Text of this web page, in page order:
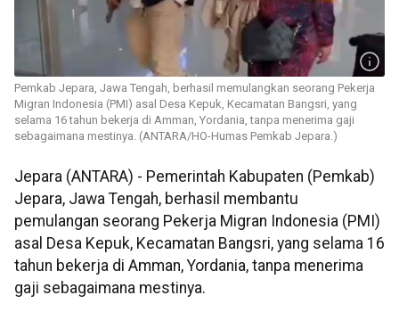
Pemkab Jepara, Jawa Tengah, berhasil memulangkan seorang Pekerja
Migran Indonesia (PMI) asal Desa Kepuk, Kecamatan Bangsri, yang
selama 16 tahun bekerja di Amman, Yordania, tanpa menerima gaji
sebagaimana mestinya. (ANTARA/HO-Humas Pemkab Jepara.)
Jepara (ANTARA) - Pemerintah Kabupaten (Pemkab)
Jepara, Jawa Tengah, berhasil membantu
pemulangan seorang Pekerja Migran Indonesia (PMI)
asal Desa Kepuk, Kecamatan Bangsri, yang selama 16
tahun bekerja di Amman, Yordania, tanpa menerima
gaji sebagaimana mestinya.